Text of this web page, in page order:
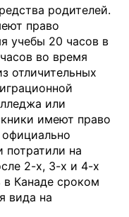
родителей.
право
учебы 20 часов в
во время
отличительных
или
имеют право
официально
потратили на
2-х, 3-х и 4-х
в Канаде сроком
вида на